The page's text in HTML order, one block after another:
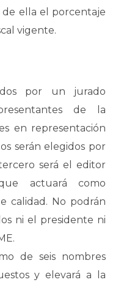
de ella el porcentaje
vigente.
por un jurado
de la
en representación
serán elegidos por
será el editor
actuará como
calidad. No podrán
ni el presidente ni
de seis nombres
y elevará a la